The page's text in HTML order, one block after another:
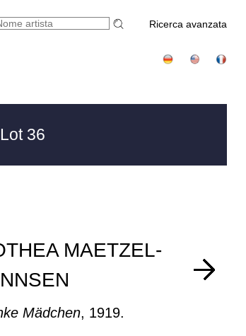
Ricerca avanzata
36
MAETZEL-
Mädchen, 1919.